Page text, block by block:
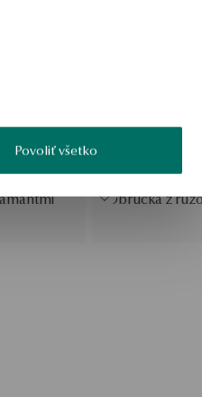
Povoliť všetko
Obrúčka z